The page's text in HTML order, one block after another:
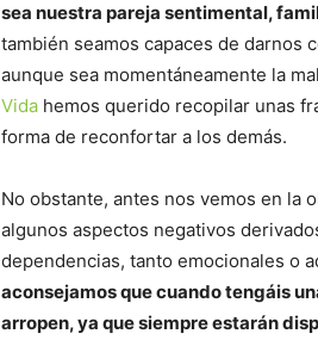
sea nuestra pareja sentimental,
también seamos capaces de darnos
aunque sea momentáneamente la
Vida hemos querido recopilar unas
forma de reconfortar a los demás.
No obstante, antes nos vemos en la
algunos aspectos negativos
dependencias, tanto emocionales o
aconsejamos que cuando tengáis
arropen, ya que siempre estarán